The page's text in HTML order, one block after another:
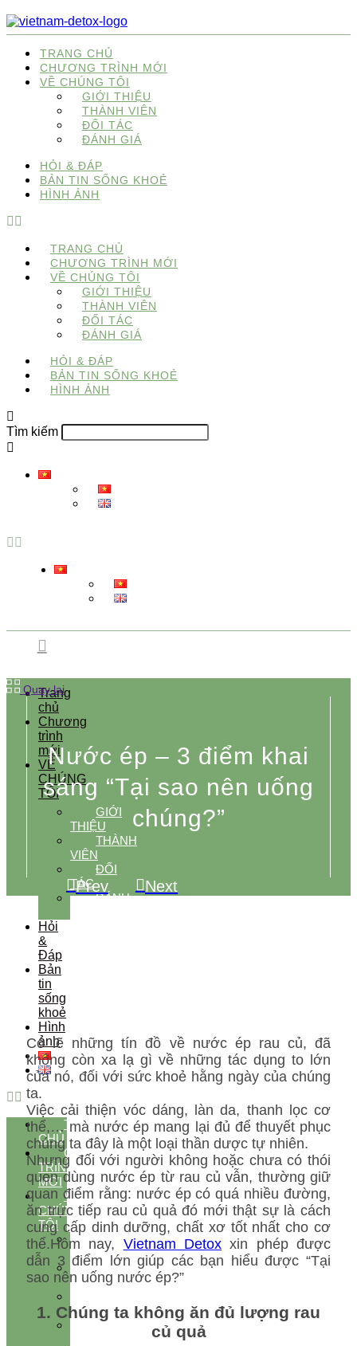
TRANG CHỦ
CHƯƠNG TRÌNH MỚI
VỀ CHÚNG TÔI
GIỚI THIỆU
THÀNH VIÊN
ĐỐI TÁC
ĐÁNH GIÁ
HỎI & ĐÁP
BẢN TIN SỐNG KHOẺ
HÌNH ẢNH
TRANG CHỦ
CHƯƠNG TRÌNH MỚI
VỀ CHÚNG TÔI
GIỚI THIỆU
THÀNH VIÊN
ĐỐI TÁC
ĐÁNH GIÁ
HỎI & ĐÁP
BẢN TIN SỐNG KHOẺ
HÌNH ẢNH
Tìm kiếm
Trang
chủ
Chương
trình
mới
VỀ
CHÚNG
TÔI
GIỚI
THIỆU
THÀNH
VIÊN
ĐỐI
TÁC
ĐÁNH
Hỏi
&
Đáp
Bản
tin
sống
khoẻ
Hình
ảnh
TRANG
CHỦ
CHƯƠNG
TRÌNH
MỚI
VỀ
CHÚNG
TÔI
GIỚI
THIỆU
THÀNH
VIÊN
TÁC
ĐÁNH
Quay lại
Nước ép – 3 điểm khai
sáng “Tại sao nên uống
chúng?”
Prev Next
Có lẽ những tín đồ về nước ép rau củ, đã
không còn xa lạ gì về những tác dụng to lớn
của nó, đối với sức khoẻ hằng ngày của chúng
ta.
Việc cải thiện vóc dáng, làn da, thanh lọc cơ
thể,… mà nước ép mang lại đủ để thuyết phục
chúng ta đây là một loại thần dược tự nhiên.
Nhưng đối với người không hoặc chưa có thói
quen dùng nước ép từ rau củ vẫn, thường giữ
quan điểm rằng: nước ép có quá nhiều đường,
ăn trực tiếp rau củ quả đó mới thật sự là cách
cung cấp dinh dưỡng, chất xơ tốt nhất cho cơ
thể.Hôm nay, Vietnam Detox xin phép được
dẫn 3 điểm lớn giúp các bạn hiểu được “Tại
sao nên uống nước ép?”
1. Chúng ta không ăn đủ lượng rau
củ quả